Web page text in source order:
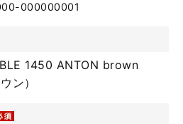
000000001
1450 ANTON brown
ン）